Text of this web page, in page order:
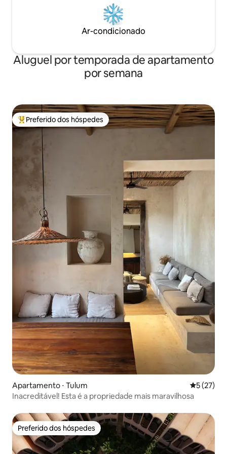
Ar-condicionado
Aluguel por temporada de apartamento
por semana
Entre os melhores preferidos dos hóspedes
Preferido dos hóspedes
Apartamento ⋅ Tulum 5 de uma
5 (27)
Inacreditável! Esta é a propriedade mais maravilhosa
Preferido dos hóspedes
Preferido dos hóspedes